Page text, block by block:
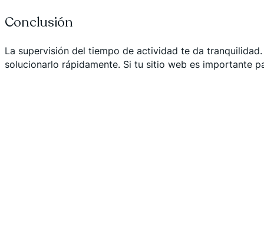
Conclusión
La supervisión del tiempo de actividad te da
solucionarlo rápidamente. Si tu sitio web es importante